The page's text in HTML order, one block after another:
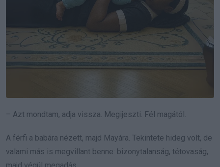
– Azt mondtam, adja vissza. Megijeszti. Fél magától.
A férfi a babára nézett, majd Mayára. Tekintete hideg volt, de
valami más is megvillant benne: bizonytalanság, tétovaság,